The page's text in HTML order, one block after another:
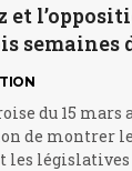
et
semaines
du 15 mars
de montrer
les législatives